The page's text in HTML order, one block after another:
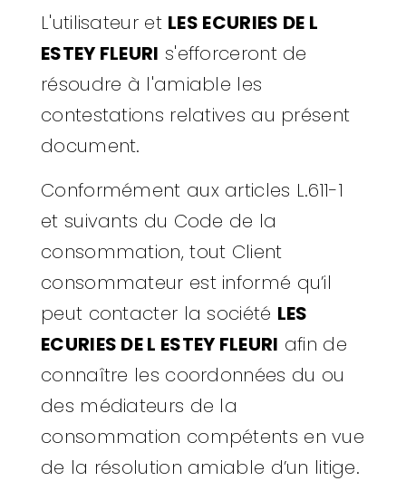
L'utilisateur et LES ECURIES DE L
ESTEY FLEURI s'efforceront de
résoudre à l'amiable les
contestations relatives au présent
document.
Conformément aux articles L.611-1
et suivants du Code de la
consommation, tout Client
consommateur est informé qu’il
peut contacter la société LES
ECURIES DE L ESTEY FLEURI afin de
connaître les coordonnées du ou
des médiateurs de la
consommation compétents en vue
de la résolution amiable d’un litige.